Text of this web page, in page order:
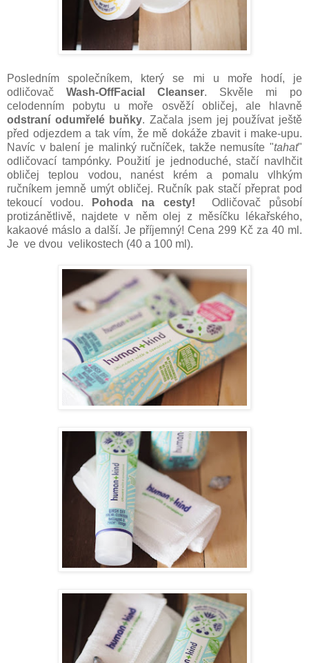
Posledním společníkem, který se mi u moře hodí, je
odličovač Wash-OffFacial Cleanser. Skvěle mi po
celodenním pobytu u moře osvěží obličej, ale hlavně
odstraní odumřelé buňky. Začala jsem jej používat ještě
před odjezdem a tak vím, že mě dokáže zbavit i make-upu.
Navíc v balení je malinký ručníček, takže nemusíte "tahat"
odličovací tampónky. Použití je jednoduché, stačí navlhčit
obličej teplou vodou, nanést krém a pomalu vlhkým
ručníkem jemně umýt obličej. Ručník pak stačí přeprat pod
tekoucí vodou.
Pohoda na cesty! Odličovač působí
protizánětlivě, najdete v něm olej z měsíčku lékařského,
kakaové máslo a další. Je příjemný! Cena 299 Kč za 40 ml.
Je ve dvou velikostech (40 a 100 ml).